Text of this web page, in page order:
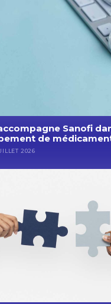
Sanofi
de
2026